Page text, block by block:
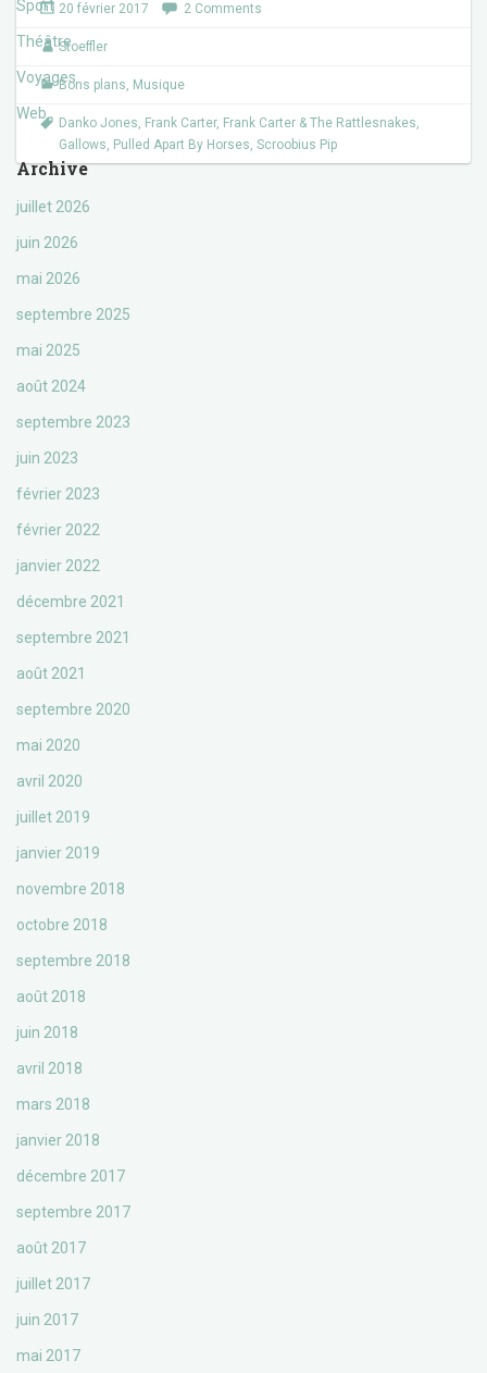
Sport
Théâtre
Voyages
Web
Archive
juillet 2026
juin 2026
mai 2026
septembre 2025
mai 2025
août 2024
septembre 2023
juin 2023
février 2023
février 2022
janvier 2022
décembre 2021
septembre 2021
août 2021
septembre 2020
mai 2020
avril 2020
juillet 2019
janvier 2019
novembre 2018
octobre 2018
septembre 2018
août 2018
juin 2018
avril 2018
mars 2018
janvier 2018
décembre 2017
septembre 2017
août 2017
juillet 2017
juin 2017
mai 2017
b
o
o
k
t
r
20 février 2017 2 Comments
Stoeffler
Bons plans, Musique
Danko Jones, Frank Carter, Frank Carter & The Rattlesnakes,
Gallows, Pulled Apart By Horses, Scroobius Pip